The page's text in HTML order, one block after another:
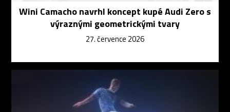
Wini Camacho navrhl koncept kupé Audi Zero s
výraznými geometrickými tvary
27. července 2026